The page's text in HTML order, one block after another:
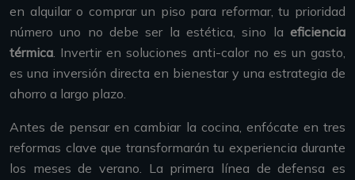
en alquilar o comprar un piso para reformar, tu prioridad
número uno no debe ser la estética, sino la eficiencia
térmica. Invertir en soluciones anti-calor no es un gasto,
es una inversión directa en bienestar y una estrategia de
ahorro a largo plazo.
Antes de pensar en cambiar la cocina, enfócate en tres
reformas clave que transformarán tu experiencia durante
los meses de verano. La primera línea de defensa es